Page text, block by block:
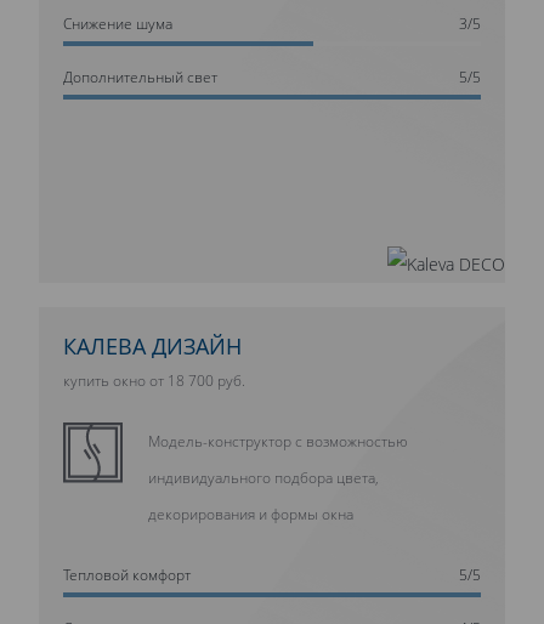
Cнижение шума 3/5
Дополнительный свет 5/5
КАЛЕВА ДИЗАЙН
купить окно от 18 700 руб.
Модель-конструктор с возможностью
индивидуального подбора цвета,
декорирования и формы окна
Тепловой комфорт 5/5